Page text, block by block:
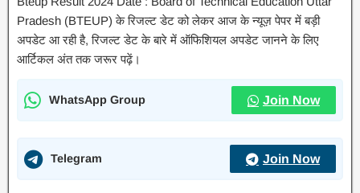
Pradesh (BTEUP) के रिजल्ट डेट को लेकर आज के न्यूज़ पेपर में बड़ी
अपडेट आ रही है, रिजल्ट डेट के बारे में ऑफिशियल अपडेट जानने के लिए
आर्टिकल अंत तक जरूर पढ़ें।
WhatsApp Group Join Now
Telegram Join Now